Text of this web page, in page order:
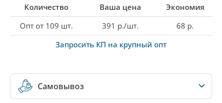
Количество Ваша цена
Экономия
Опт от 109 шт.
391 р./шт.
68 р.
Запросить КП на крупный опт
Самовывоз